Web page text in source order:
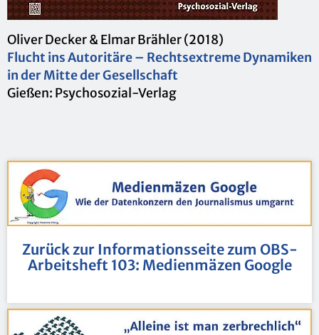
Oli­ver De­cker & Elmar Bräh­ler (2018)
Flucht ins Au­to­ri­tä­re – Rechts­ex­tre­me Dy­na­mi­ken
in der Mitte der Ge­sell­schaft
Gie­ßen: Psy­cho­so­zi­al-Ver­lag
Zu­rück zur In­for­ma­ti­ons­sei­te zum OBS-
Ar­beits­heft 103: Me­di­en­mä­zen Goog­le